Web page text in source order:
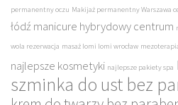
permanentny oczu Makijaż permanentny Warszawa
łódź manicure hybrydowy centrum
wola rezerwacja masaż lomi lomi wrocław
najlepsze kosmetyki najlepsze pakiety spa
szminka do ust bez